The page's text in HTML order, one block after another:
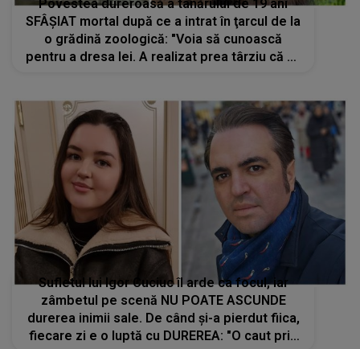
Povestea dureroasă a tânărului de 19 ani
SFÂȘIAT mortal după ce a intrat în ţarcul de la
o grădină zoologică: "Voia să cunoască
pentru a dresa lei. A realizat prea târziu că un
Sufletul lui Igor Cuciuc îl arde ca focul, iar
zâmbetul pe scenă NU POATE ASCUNDE
durerea inimii sale. De când și-a pierdut fiica,
fiecare zi e o luptă cu DUREREA: "O caut prin